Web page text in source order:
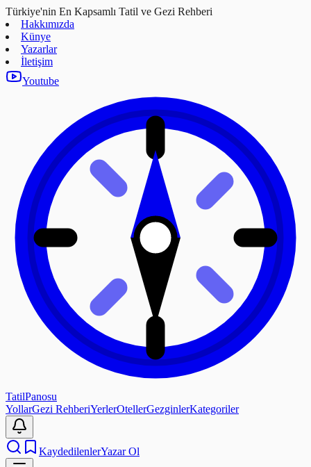
Türkiye'nin En Kapsamlı Tatil ve Gezi Rehberi
Hakkımızda
Künye
Yazarlar
İletişim
Youtube
TatilPanosu
YollarGezi RehberiYerlerOtellerGezginlerKategoriler
KaydedilenlerYazar Ol